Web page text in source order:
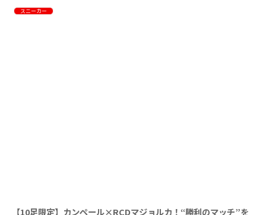
スニーカー
【10足限定】カンペール×RCDマジョルカ！“勝利のマッチ”を